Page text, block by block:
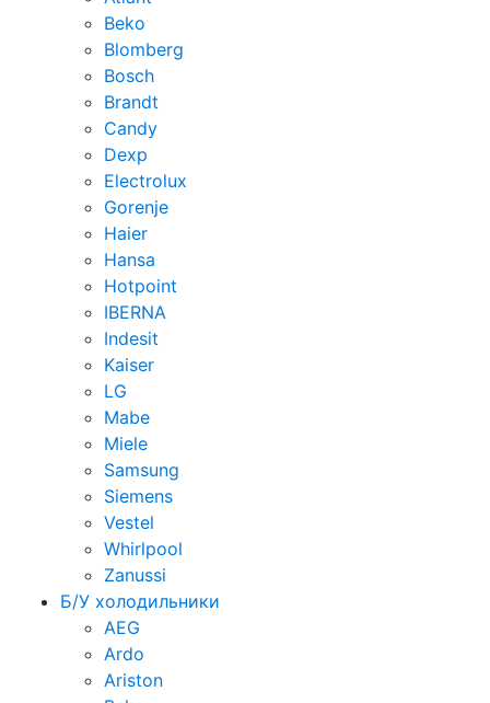
Beko
Blomberg
Bosch
Brandt
Candy
Dexp
Electrolux
Gorenje
Haier
Hansa
Hotpoint
IBERNA
Indesit
Kaiser
LG
Mabe
Miele
Samsung
Siemens
Vestel
Whirlpool
Zanussi
Б/У холодильники
AEG
Ardo
Ariston